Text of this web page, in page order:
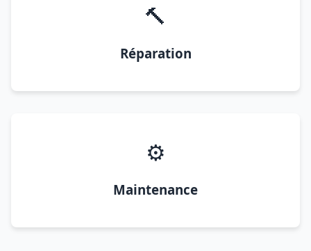
🔨
Réparation
⚙️
Maintenance